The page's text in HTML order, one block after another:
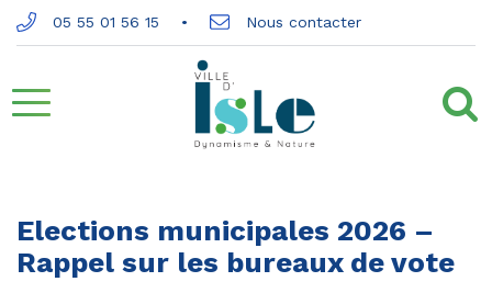
Gestion des traceurs
05 55 01 56 15 Nous contacter
Aller
la
navigation
Elections municipales 2026 –
Rappel sur les bureaux de vote